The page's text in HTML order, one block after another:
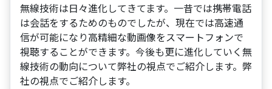
無線技術は日々進化してきてます。一昔では携帯電話
は会話をするためのものでしたが、現在では高速通
信が可能になり高精細な動画像をスマートフォンで
視聴することができます。今後も更に進化していく無
線技術の動向について弊社の視点でご紹介します。弊
社の視点でご紹介します。